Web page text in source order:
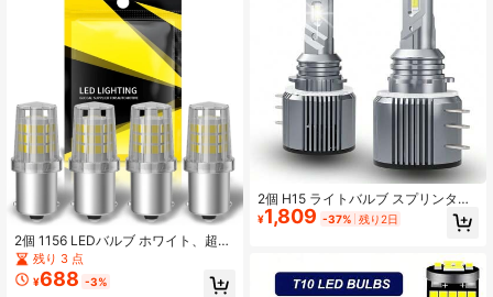
2個 1156 LEDバルブ ホワイト、超高
輝度 12V、7506 BA15S P21W 1141
1003 1383 車、ピックアップトラッ
ク、RV、キャンパー、トレーラー、
残り 3 点
¥688 -3%
2個 H15 ライトバルブ スプリンター
2500 2019-2023年用、26000LM 6
000K クールホワイト、超高輝度 50
応、プラグアンドプレイ、2個セット
¥1,809 -37% 残り2日